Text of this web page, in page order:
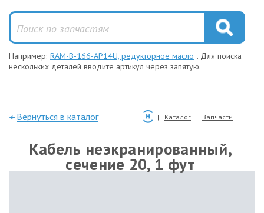
Например: RAM-B-166-AP14U, редукторное масло . Для поиска
нескольких деталей вводите артикул через запятую.
—Вернуться в каталог Каталог Запчасти
Кабель неэкранированный,
сечение 20, 1 фут